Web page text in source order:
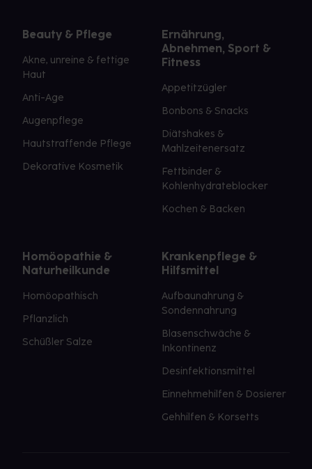
Beauty & Pflege
Akne, unreine & fettige
Haut
Anti-Age
Augenpflege
Hautstraffende Pflege
Dekorative Kosmetik
Ernährung,
Abnehmen, Sport &
Fitness
Appetitzügler
Bonbons & Snacks
Diätshakes &
Mahlzeitenersatz
Fettbinder &
Kohlenhydrateblocker
Kochen & Backen
Homöopathie &
Naturheilkunde
Homöopathisch
Pflanzlich
Schüßler Salze
Krankenpflege &
Hilfsmittel
Aufbaunahrung &
Sondennahrung
Blasenschwäche &
Inkontinenz
Desinfektionsmittel
Einnehmehilfen & Dosierer
Gehhilfen & Korsetts